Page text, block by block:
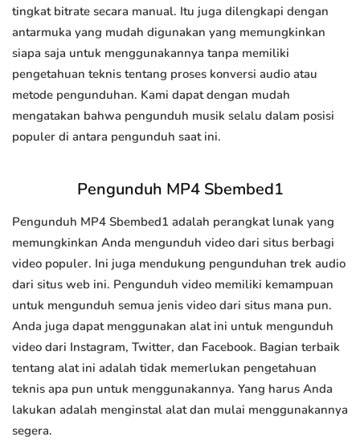
tingkat bitrate secara manual. Itu juga dilengkapi dengan
antarmuka yang mudah digunakan yang memungkinkan
siapa saja untuk menggunakannya tanpa memiliki
pengetahuan teknis tentang proses konversi audio atau
metode pengunduhan. Kami dapat dengan mudah
mengatakan bahwa pengunduh musik selalu dalam posisi
populer di antara pengunduh saat ini.
Pengunduh MP4 Sbembed1
Pengunduh MP4 Sbembed1 adalah perangkat lunak yang
memungkinkan Anda mengunduh video dari situs berbagi
video populer. Ini juga mendukung pengunduhan trek audio
dari situs web ini. Pengunduh video memiliki kemampuan
untuk mengunduh semua jenis video dari situs mana pun.
Anda juga dapat menggunakan alat ini untuk mengunduh
video dari Instagram, Twitter, dan Facebook. Bagian terbaik
tentang alat ini adalah tidak memerlukan pengetahuan
teknis apa pun untuk menggunakannya. Yang harus Anda
lakukan adalah menginstal alat dan mulai menggunakannya
segera.